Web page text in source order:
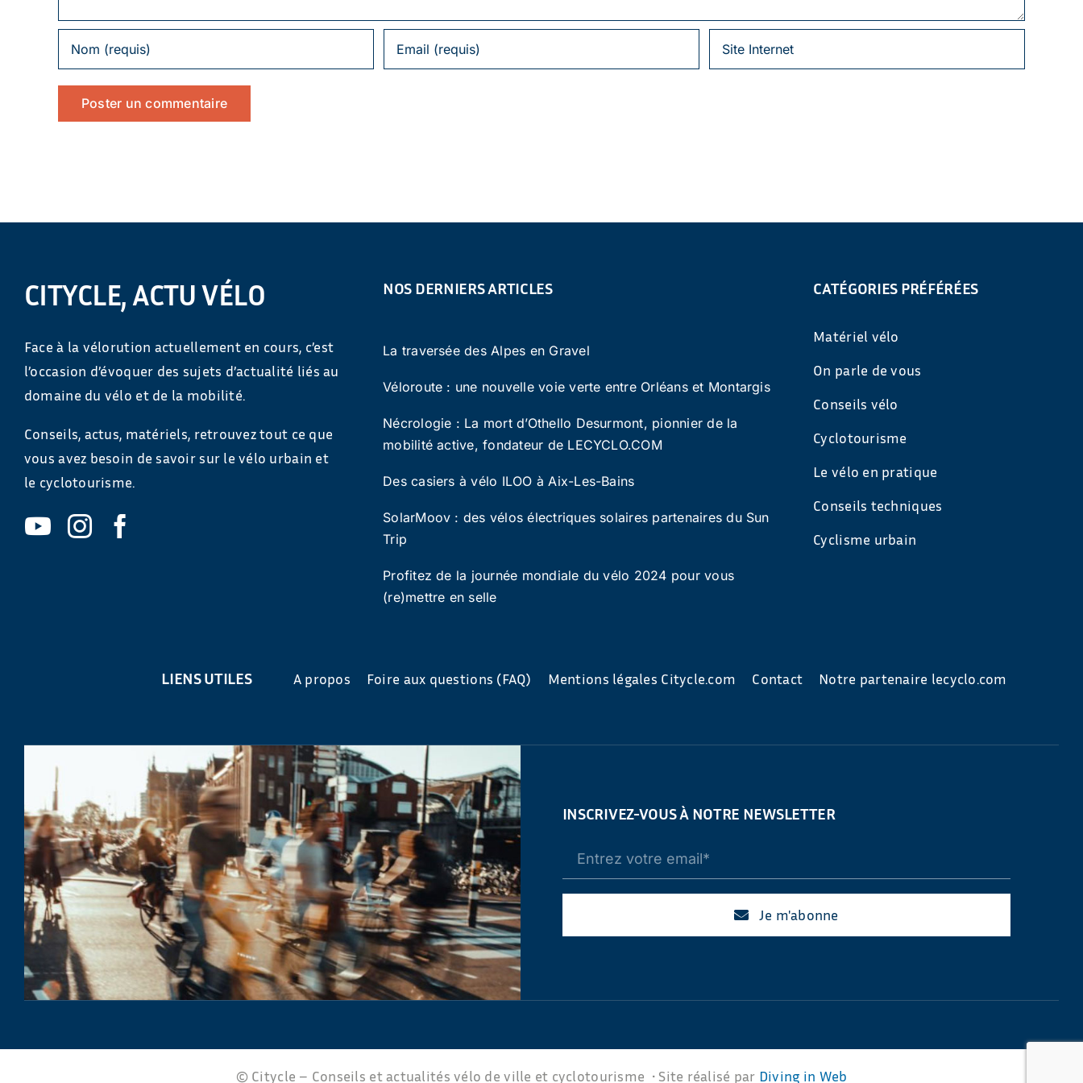
CITYCLE, ACTU VÉLO
Face à la vélorution actuellement en cours, c’est
l’occasion d’évoquer des sujets d’actualité liés au
domaine du vélo et de la mobilité.
Conseils, actus, matériels, retrouvez tout ce que
vous avez besoin de savoir sur le vélo urbain et
le cyclotourisme.
NOS DERNIERS ARTICLES
La traversée des Alpes en Gravel
Véloroute : une nouvelle voie verte entre Orléans et Montargis
Nécrologie : La mort d’Othello Desurmont, pionnier de la
mobilité active, fondateur de LECYCLO.COM
Des casiers à vélo ILOO à Aix-Les-Bains
SolarMoov : des vélos électriques solaires partenaires du Sun
Trip
Profitez de la journée mondiale du vélo 2024 pour vous
(re)mettre en selle
CATÉGORIES PRÉFÉRÉES
Matériel vélo
On parle de vous
Conseils vélo
Cyclotourisme
Le vélo en pratique
Conseils techniques
Cyclisme urbain
LIENS UTILES A propos Foire aux questions (FAQ) Mentions légales Citycle.com Contact Notre partenaire lecyclo.com
INSCRIVEZ-VOUS À NOTRE NEWSLETTER
Je m'abonne
© Citycle – Conseils et actualités vélo de ville et cyclotourisme • Site réalisé par Diving in Web